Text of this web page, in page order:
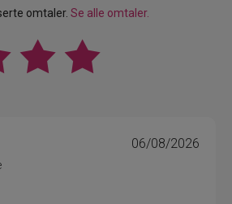
omtaler. Se alle omtaler.
06/08/2026